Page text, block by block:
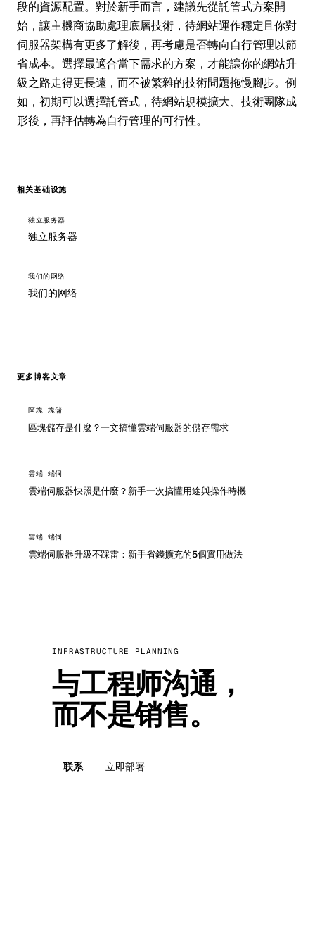
段的資源配置。對於新手而言，建議先從託管式方案開
始，讓主機商協助處理底層技術，待網站運作穩定且你對
伺服器架構有更多了解後，再考慮是否轉向自行管理以節
省成本。選擇最適合當下需求的方案，才能讓你的網站升
級之路走得更長遠，而不被繁雜的技術問題拖慢腳步。例
如，初期可以選擇託管式，待網站規模擴大、技術團隊成
形後，再評估轉為自行管理的可行性。
相关基础设施
独立服务器
独立服务器
我们的网络
我们的网络
更多博客文章
區塊 塊儲
區塊儲存是什麼？一文搞懂雲端伺服器的儲存需求
雲端 端伺
雲端伺服器快照是什麼？新手一次搞懂用途與操作時機
雲端 端伺
雲端伺服器升級不踩雷：新手省錢擴充的5個實用做法
INFRASTRUCTURE PLANNING
与工程师沟通，
而不是销售。
联系 立即部署